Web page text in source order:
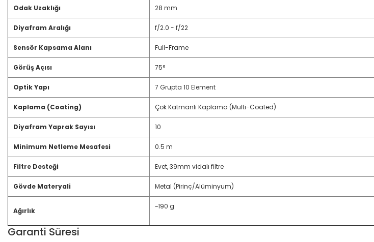
Odak Uzaklığı 28 mm
Diyafram Aralığı f/2.0 - f/22
Sensör Kapsama Alanı Full-Frame
Görüş Açısı 75°
Optik Yapı 7 Grupta 10 Element
Kaplama (Coating) Çok Katmanlı Kaplama (Multi-Coated)
Diyafram Yaprak Sayısı 10
Minimum Netleme Mesafesi 0.5 m
Filtre Desteği Evet, 39mm vidalı filtre
Gövde Materyali Metal (Pirinç/Alüminyum)
Ağırlık
~190 g
Garanti Süresi